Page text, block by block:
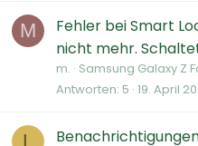
M
Fehler bei Smart
nicht mehr.
m. Samsung Galaxy Z
Antworten 5 19. April
L